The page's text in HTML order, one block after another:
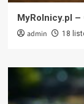
MyRolnicy.pl –
admin 18